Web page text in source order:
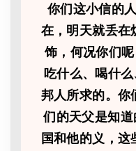
你们这小信的
在，明天就丢在
饰，何况你们
吃什么、喝什
邦人所求的。你
们的天父是知
国和他的义，这